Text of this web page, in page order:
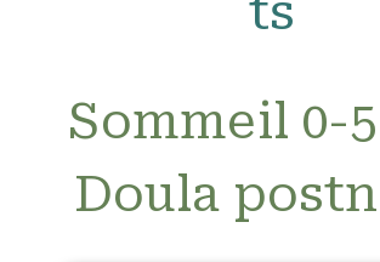
ts
Sommeil 0-
Doula